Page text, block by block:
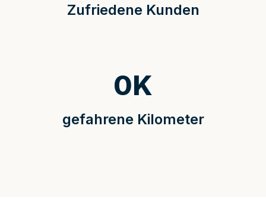
Zufriedene Kunden
gefahrene Kilometer
0K